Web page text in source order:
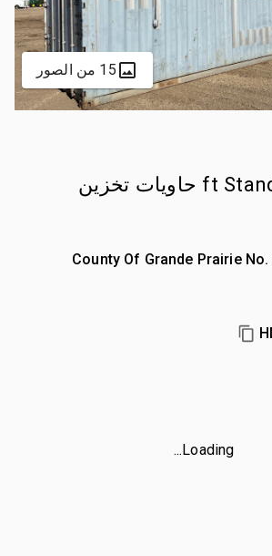
15 من الصور
County Of Grande Prairie No.
Loading...